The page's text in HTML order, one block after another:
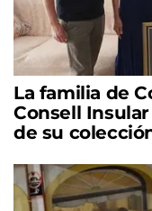
La familia de
Consell
de su